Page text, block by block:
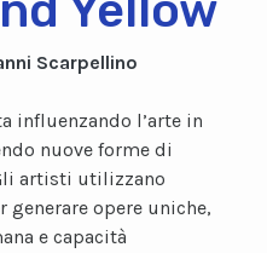
Scarpellino
influenzando l’arte in
nuove forme di
artisti utilizzano
opere uniche,
e capacità